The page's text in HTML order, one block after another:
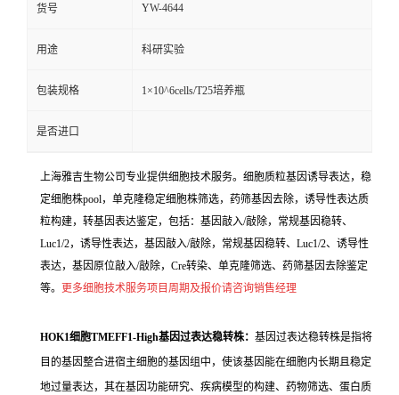
货号 YW-4644
用途 科研实验
包装规格 1×10^6cells/T25培养瓶
是否进口
上海雅吉生物公司专业提供细胞技术服务。细胞质粒基因诱导表达，稳
定细胞株pool，单克隆稳定细胞株筛选，药筛基因去除，诱导性表达质
粒构建，转基因表达鉴定，包括：基因敲入/敲除，常规基因稳转、
Luc1/2，诱导性表达，基因敲入/敲除，常规基因稳转、Luc1/2、诱导性
表达，基因原位敲入/敲除，Cre转染、单克隆筛选、药筛基因去除鉴定
等。 更多细胞技术服务项目周期及报价请咨询销售经理
HOK1细胞TMEFF1-High基因过表达稳转株： 基因过表达稳转株是指将
目的基因整合进宿主细胞的基因组中，使该基因能在细胞内长期且稳定
地过量表达，其在基因功能研究、疾病模型的构建、药物筛选、蛋白质